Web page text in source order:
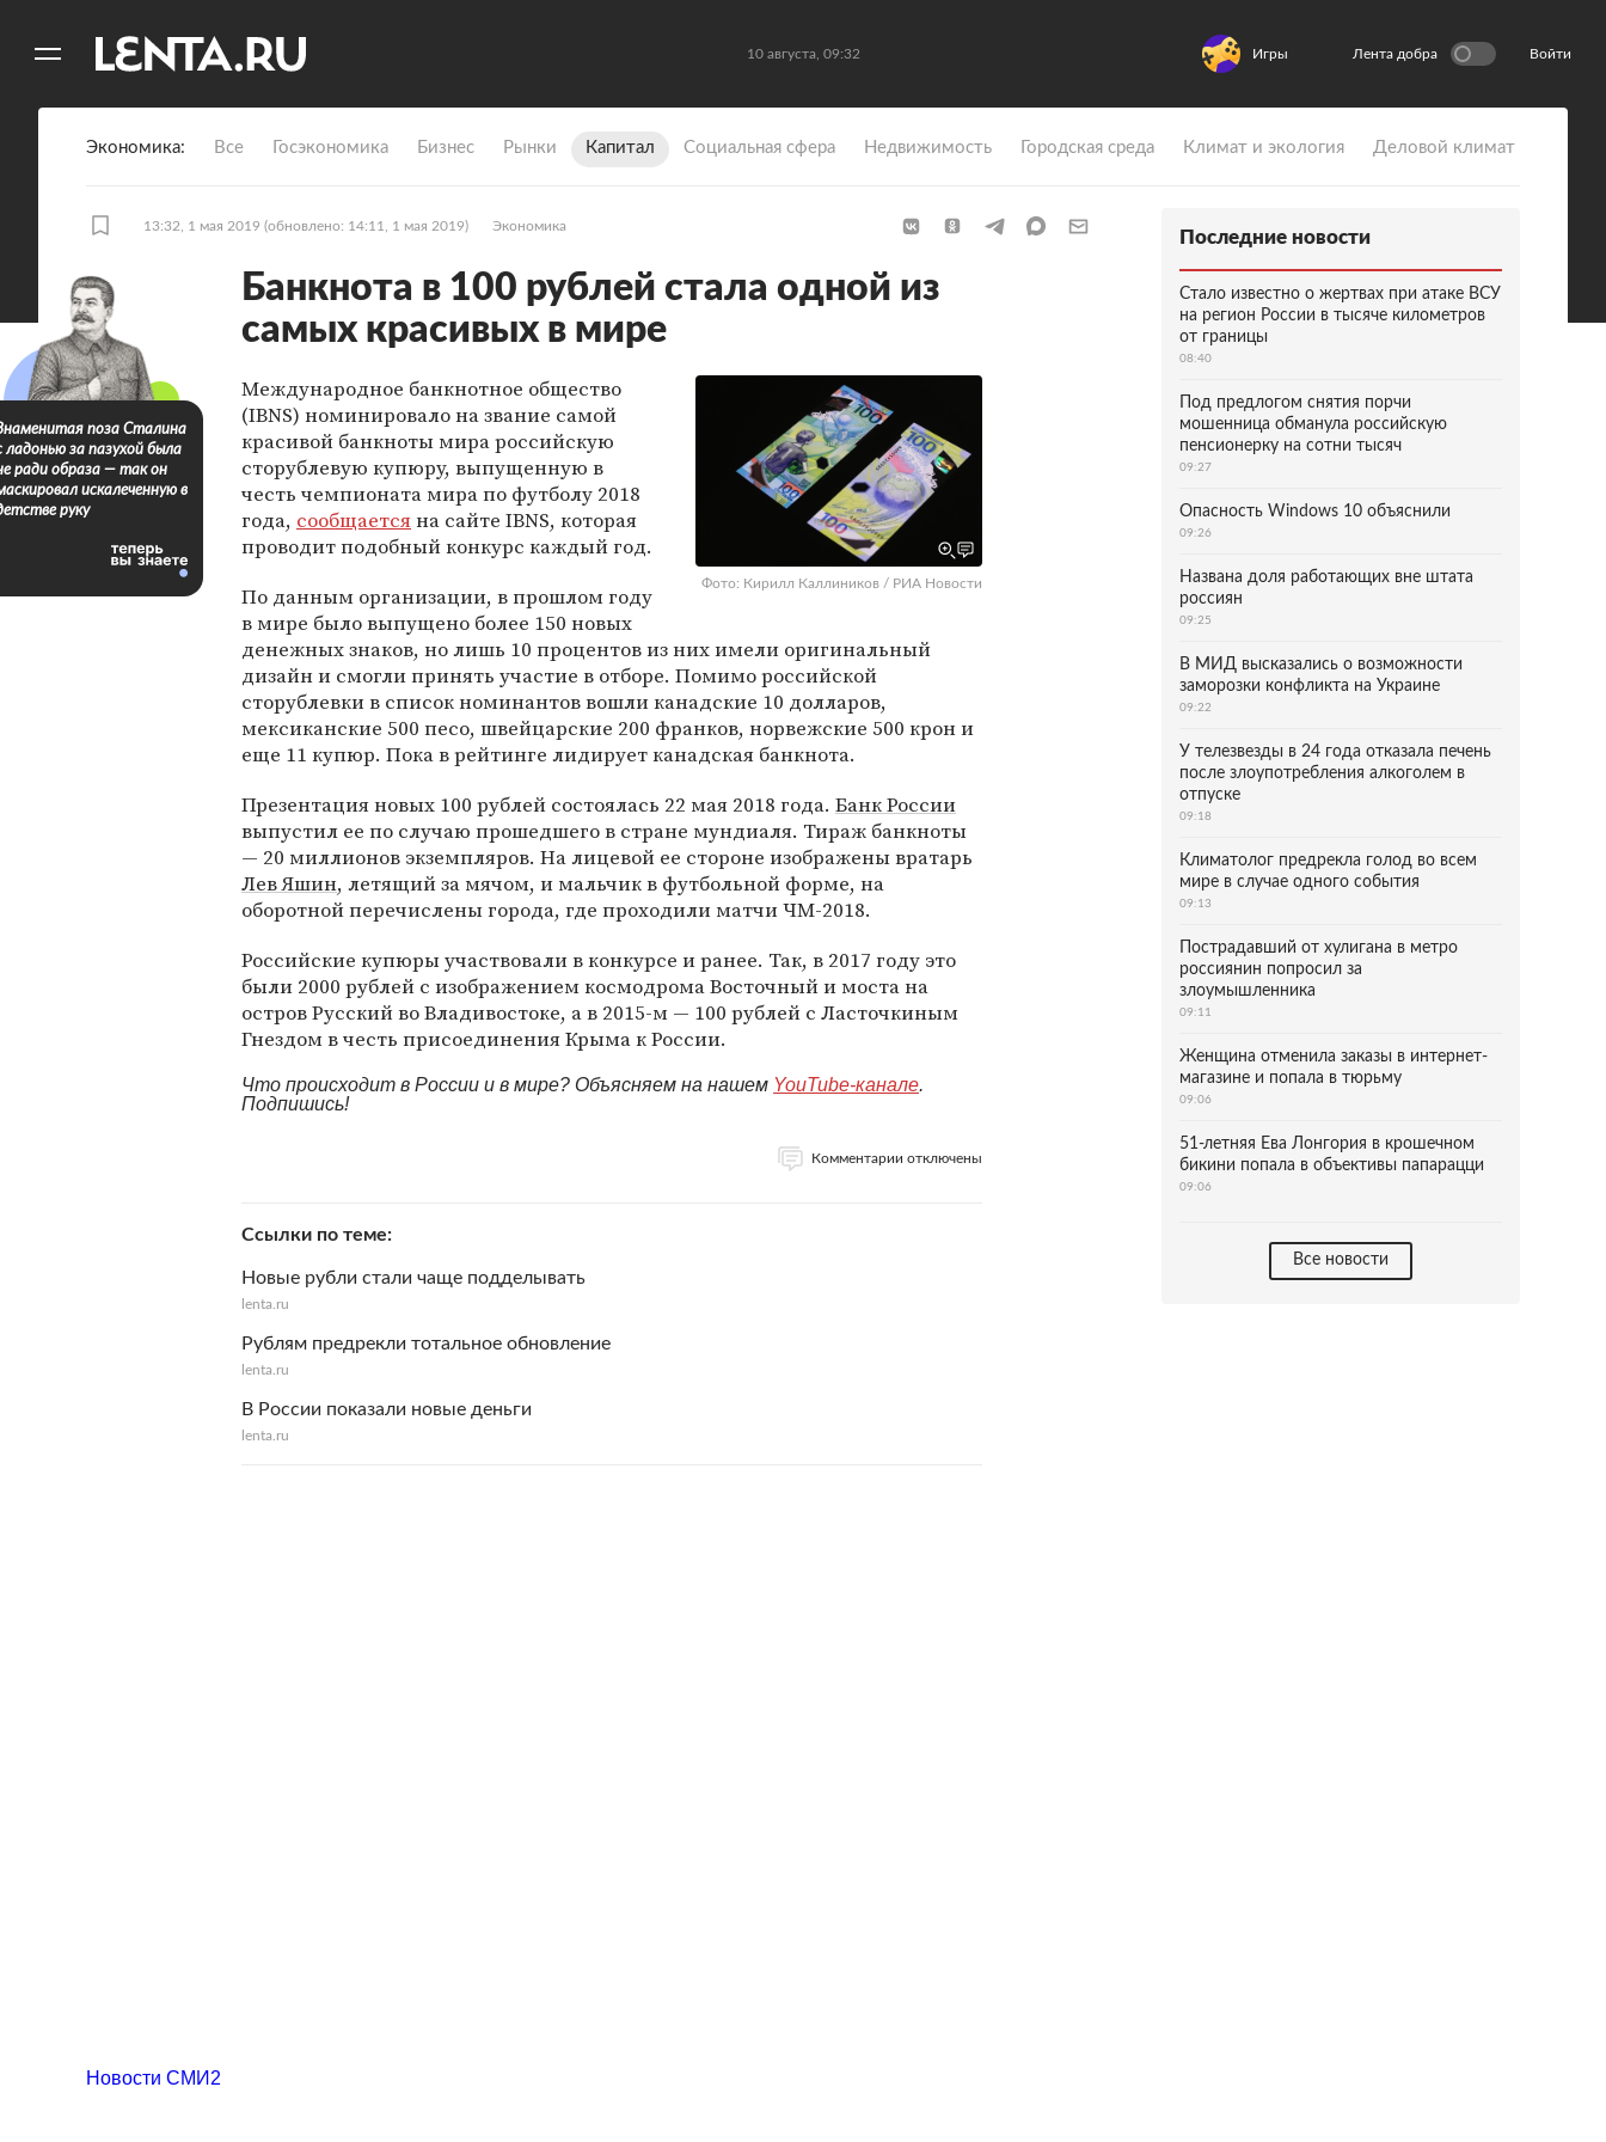
10 августа, 09:32 Игры Лента добра Войти
Экономика Все Госэкономика Бизнес Рынки Капитал Социальная сфера Недвижимость Городская среда Климат и экология Деловой климат
13:32, 1 мая 2019 (обновлено: 14:11, 1 мая 2019) Экономика
Банкнота в 100 рублей стала одной из
самых красивых в мире
Фото: Кирилл Каллиников / РИА Новости
Международное банкнотное общество
(IBNS) номинировало на звание самой
красивой банкноты мира российскую
сторублевую купюру, выпущенную в
честь чемпионата мира по футболу 2018
года, сообщаетсяна сайте IBNS, которая
проводит подобный конкурс каждый год.
По данным организации, в прошлом году
в мире было выпущено более 150 новых
денежных знаков, но лишь 10 процентов из них имели оригинальный
дизайн и смогли принять участие в отборе. Помимо российской
сторублевки в список номинантов вошли канадские 10 долларов,
мексиканские 500 песо, швейцарские 200 франков, норвежские 500 крон и
еще 11 купюр. Пока в рейтинге лидирует канадская банкнота.
Презентация новых 100 рублей состоялась 22 мая 2018 года. Банк России
выпустил ее по случаю прошедшего в стране мундиаля. Тираж банкноты
— 20 миллионов экземпляров. На лицевой ее стороне изображены вратарь
Лев Яшин, летящий за мячом, и мальчик в футбольной форме, на
оборотной перечислены города, где проходили матчи ЧМ-2018.
Российские купюры участвовали в конкурсе и ранее. Так, в 2017 году это
были 2000 рублей с изображением космодрома Восточный и моста на
остров Русский во Владивостоке, а в 2015-м — 100 рублей с Ласточкиным
Гнездом в честь присоединения Крыма к России.
Что происходит в России и в мире? Объясняем на нашем YouTube-канале.
Подпишись!
Комментарии отключены
Ссылки по теме
Новые рубли стали чаще подделывать
lenta.ru
Рублям предрекли тотальное обновление
lenta.ru
В России показали новые деньги
lenta.ru
поза Сталина
ладонью за пазухой была
ради образа — так он
искалеченную в
руку
Последние новости
Стало известно о жертвах при атаке ВСУ
на регион России в тысяче километров
от границы
08:40
Под предлогом снятия порчи
мошенница обманула российскую
пенсионерку на сотни тысяч
09:27
Опасность Windows 10 объяснили
09:26
Названа доля работающих вне штата
россиян
09:25
В МИД высказались о возможности
заморозки конфликта на Украине
09:22
У телезвезды в 24 года отказала печень
после злоупотребления алкоголем в
отпуске
09:18
Климатолог предрекла голод во всем
мире в случае одного события
09:13
Пострадавший от хулигана в метро
россиянин попросил за
злоумышленника
09:11
Женщина отменила заказы в интернет-
магазине и попала в тюрьму
09:06
51-летняя Ева Лонгория в крошечном
бикини попала в объективы папарацци
09:06
Все новости
Новости СМИ2